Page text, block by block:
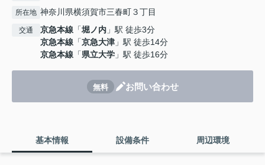
所在地 神奈川県横須賀市三春町３丁目
交通 京急本線 「堀ノ内 」駅 徒歩3分
京急本線 「京急大津 」駅 徒歩14分
京急本線 「県立大学 」駅 徒歩16分
無料 お問い合わせ
基本情報 設備条件 周辺環境